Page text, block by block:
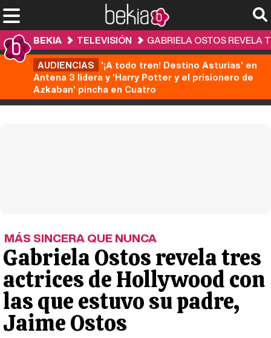
BEKIA TELEVISIÓN
GABRIELA OSTOS REVELA
AUDIENCIAS '¡A todo tren! Destino Asturias' en
Antena 3 lidera y 'Harry Potter y el prisionero de
Azkaban' pincha en Cuatro
MÁS SINCERA QUE NUNCA
Gabriela Ostos revela tres
actrices de Hollywood con
las que estuvo su padre,
Jaime Ostos